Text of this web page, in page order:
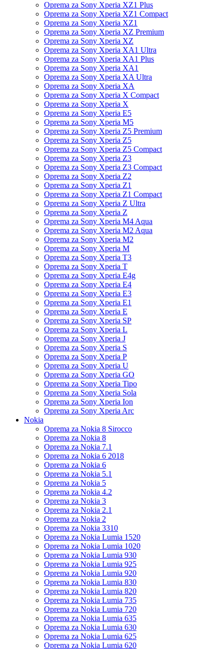
Oprema za Sony Xperia XZ1 Plus
Oprema za Sony Xperia XZ1 Compact
Oprema za Sony Xperia XZ1
Oprema za Sony Xperia XZ Premium
Oprema za Sony Xperia XZ
Oprema za Sony Xperia XA1 Ultra
Oprema za Sony Xperia XA1 Plus
Oprema za Sony Xperia XA1
Oprema za Sony Xperia XA Ultra
Oprema za Sony Xperia XA
Oprema za Sony Xperia X Compact
Oprema za Sony Xperia X
Oprema za Sony Xperia E5
Oprema za Sony Xperia M5
Oprema za Sony Xperia Z5 Premium
Oprema za Sony Xperia Z5
Oprema za Sony Xperia Z5 Compact
Oprema za Sony Xperia Z3
Oprema za Sony Xperia Z3 Compact
Oprema za Sony Xperia Z2
Oprema za Sony Xperia Z1
Oprema za Sony Xperia Z1 Compact
Oprema za Sony Xperia Z Ultra
Oprema za Sony Xperia Z
Oprema za Sony Xperia M4 Aqua
Oprema za Sony Xperia M2 Aqua
Oprema za Sony Xperia M2
Oprema za Sony Xperia M
Oprema za Sony Xperia T3
Oprema za Sony Xperia T
Oprema za Sony Xperia E4g
Oprema za Sony Xperia E4
Oprema za Sony Xperia E3
Oprema za Sony Xperia E1
Oprema za Sony Xperia E
Oprema za Sony Xperia SP
Oprema za Sony Xperia L
Oprema za Sony Xperia J
Oprema za Sony Xperia S
Oprema za Sony Xperia P
Oprema za Sony Xperia U
Oprema za Sony Xperia GO
Oprema za Sony Xperia Tipo
Oprema za Sony Xperia Sola
Oprema za Sony Xperia Ion
Oprema za Sony Xperia Arc
Nokia
Oprema za Nokia 8 Sirocco
Oprema za Nokia 8
Oprema za Nokia 7.1
Oprema za Nokia 6 2018
Oprema za Nokia 6
Oprema za Nokia 5.1
Oprema za Nokia 5
Oprema za Nokia 4.2
Oprema za Nokia 3
Oprema za Nokia 2.1
Oprema za Nokia 2
Oprema za Nokia 3310
Oprema za Nokia Lumia 1520
Oprema za Nokia Lumia 1020
Oprema za Nokia Lumia 930
Oprema za Nokia Lumia 925
Oprema za Nokia Lumia 920
Oprema za Nokia Lumia 830
Oprema za Nokia Lumia 820
Oprema za Nokia Lumia 735
Oprema za Nokia Lumia 720
Oprema za Nokia Lumia 635
Oprema za Nokia Lumia 630
Oprema za Nokia Lumia 625
Oprema za Nokia Lumia 620